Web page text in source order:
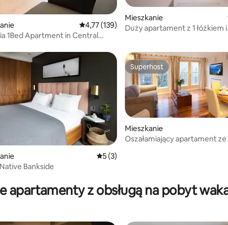
5, liczba recenzji: 310 Średnia ocena: 4,77 na 5, liczba recenzji: 139
4,77 (139)
1Bed Apartment in Central
Mieszkanie
Duży apartament z 1 łóżkiem i
5, liczba recenzji: 169
Średnia ocena: 5 na 5, liczba recenzji: 3
5 (3)
Bankside
Superhost
Superhost
Mieszkanie
Oszałamiający apartament
apartamenty z obsługą na pobyt